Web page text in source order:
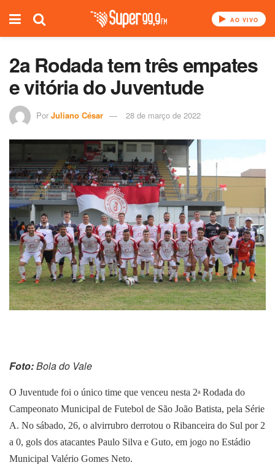
AO VIVO
2a Rodada tem três empates
e vitória do Juventude
Por Juliano César 28 de março de 2022
Foto:Bola do Vale
O Juventude foi o único time que venceu nesta 2a Rodada do
Campeonato Municipal de Futebol de São João Batista, pela Série
A. No sábado, 26, o alvirrubro derrotou o Ribanceira do Sul por 2
a 0, gols dos atacantes Paulo Silva e Guto, em jogo no Estádio
Municipal Valério Gomes Neto.